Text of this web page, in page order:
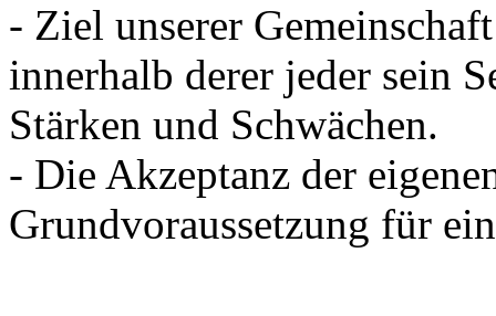
- Ziel unserer
innerhalb derer jeder sein
Stärken und Schwächen.
- Die Akzeptanz der
Grundvoraussetzung für